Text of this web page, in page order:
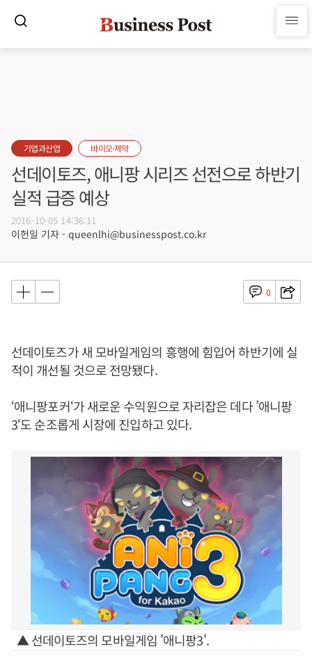
기업과산업 바이오·제약
선데이토즈, 애니팡 시리즈 선전으로 하반기
실적 급증 예상
2016-10-05 14:36:11
이헌일 기자 - queenlhi@businesspost.co.kr
0
선데이토즈가 새 모바일게임의 흥행에 힘입어 하반기에 실
적이 개선될 것으로 전망됐다.
‘애니팡포커‘가 새로운 수익원으로 자리잡은 데다 ’애니팡
3‘도 순조롭게 시장에 진입하고 있다.
▲ 선데이토즈의 모바일게임 '애니팡3'.